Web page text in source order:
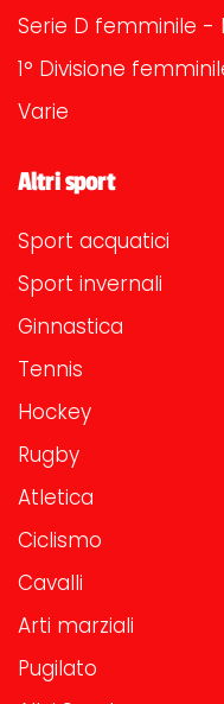
Serie D femminile -
1° Divisione
Varie
Altri sport
Sport acquatici
Sport invernali
Ginnastica
Tennis
Hockey
Rugby
Atletica
Ciclismo
Cavalli
Arti marziali
Pugilato